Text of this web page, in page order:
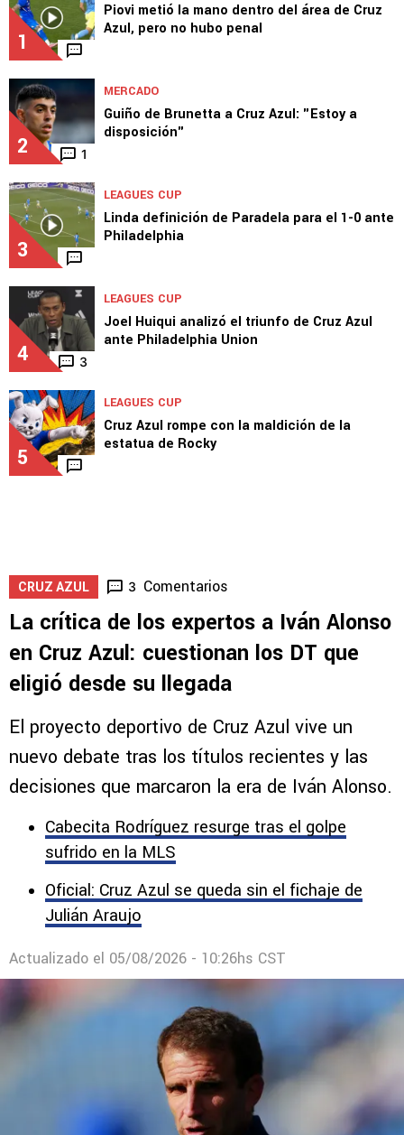
1
Piovi metió la mano dentro del área de Cruz
Azul, pero no hubo penal
2 1
MERCADO
Guiño de Brunetta a Cruz Azul: "Estoy a
disposición"
3
LEAGUES CUP
Linda definición de Paradela para el 1-0 ante
Philadelphia
4 3
LEAGUES CUP
Joel Huiqui analizó el triunfo de Cruz Azul
ante Philadelphia Union
5
LEAGUES CUP
Cruz Azul rompe con la maldición de la
estatua de Rocky
CRUZ AZUL 3 Comentarios
La crítica de los expertos a Iván Alonso
en Cruz Azul: cuestionan los DT que
eligió desde su llegada
El proyecto deportivo de Cruz Azul vive un
nuevo debate tras los títulos recientes y las
decisiones que marcaron la era de Iván Alonso.
Cabecita Rodríguez resurge tras el golpe
sufrido en la MLS
Oficial: Cruz Azul se queda sin el fichaje de
Julián Araujo
Actualizado el 05/08/2026 - 10:26hs CST